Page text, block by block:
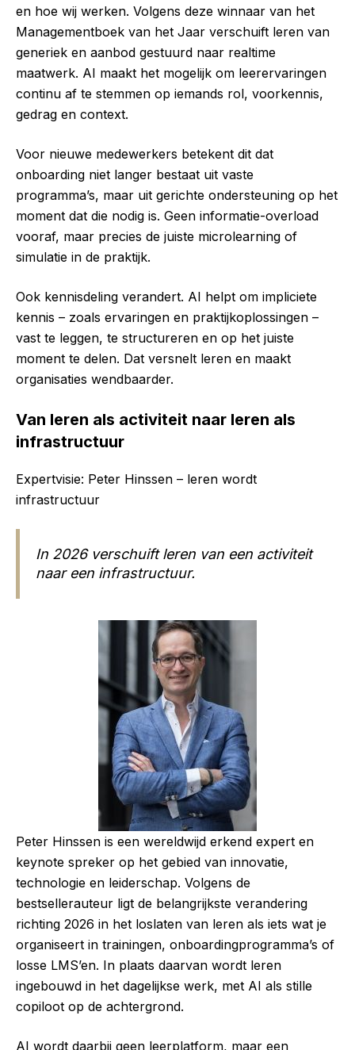
en hoe wij werken. Volgens deze winnaar van het
Managementboek van het Jaar verschuift leren van
generiek en aanbod gestuurd naar realtime
maatwerk. AI maakt het mogelijk om leerervaringen
continu af te stemmen op iemands rol, voorkennis,
gedrag en context.
Voor nieuwe medewerkers betekent dit dat
onboarding niet langer bestaat uit vaste
programma’s, maar uit gerichte ondersteuning op het
moment dat die nodig is. Geen informatie-overload
vooraf, maar precies de juiste microlearning of
simulatie in de praktijk.
Ook kennisdeling verandert. AI helpt om impliciete
kennis – zoals ervaringen en praktijkoplossingen –
vast te leggen, te structureren en op het juiste
moment te delen. Dat versnelt leren en maakt
organisaties wendbaarder.
Van leren als activiteit naar leren als
infrastructuur
Expertvisie: Peter Hinssen – leren wordt
infrastructuur
In 2026 verschuift leren van een activiteit
naar een infrastructuur.
Peter Hinssen is een wereldwijd erkend expert en
keynote spreker op het gebied van innovatie,
technologie en leiderschap. Volgens de
bestsellerauteur ligt de belangrijkste verandering
richting 2026 in het loslaten van leren als iets wat je
organiseert in trainingen, onboardingprogramma’s of
losse LMS’en. In plaats daarvan wordt leren
ingebouwd in het dagelijkse werk, met AI als stille
copiloot op de achtergrond.
AI wordt daarbij geen leerplatform, maar een